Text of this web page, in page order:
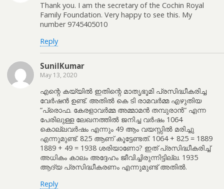
Thank you. I am the secretary of the Cochin Royal
Family Foundation. Very happy to see this. My
number 9745405010
Reply
SunilKumar
May 13, 2020
എന്റെ കയ്യിൽ ഇതിന്റെ മാതൃഭൂമി പ്രസിദ്ധീകരിച്ച
വേർഷൻ ഉണ്ട്. അതിൽ കെ ടി രാമവർമ്മ എഴുതിയ
“പ്രൊഫ. കേരളാവർമ്മ അമ്മാമൻ തമ്പുരാൻ“ എന്ന
പേരിലുള്ള ലേഖനത്തിൽ ജനിച്ച വർഷം 1064
കൊല്ലവർഷം എന്നും 49 ആം വയസ്സിൽ മരിച്ചു
എന്നുമുണ്ട്. 825 ആണ് കൂട്ടേണ്ടത്. 1064 + 825 = 1889
1889 + 49 = 1938 ശരിയാണോ? ഇത് പ്രസിദ്ധീകരിച്ച്
അധികം കാലം അദ്ദേഹം ജീവിച്ചിരുന്നിട്ടില്ല. 1935
ആദ്യ പ്രസിദ്ധീകരണം എന്നുമുണ്ട് അതിൽ.
Reply